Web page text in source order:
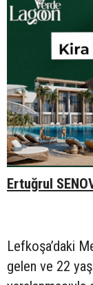
Ertuğrul
Lefkoşa’daki
gelen ve 22